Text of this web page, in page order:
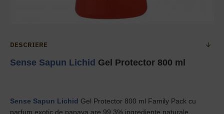
DESCRIERE
Sense Sapun Lichid Gel Protector 800 ml
Sense Sapun Lichid Gel Protector 800 ml Family Pack cu
parfum exotic de papaya are 99,3% ingrediente naturale,